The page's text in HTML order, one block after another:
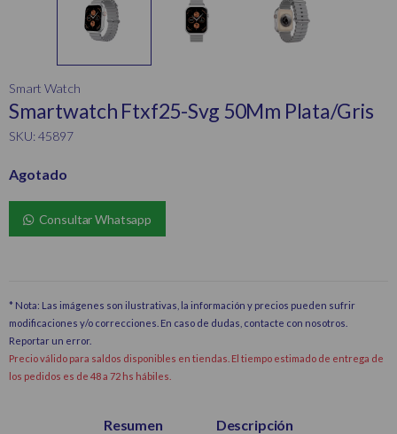
Smart Watch
Smartwatch Ftxf25-Svg 50Mm Plata/Gris
SKU: 45897
Agotado
Consultar Whatsapp
* Nota: Las imágenes son ilustrativas, la información y precios pueden sufrir
modificaciones y/o correcciones. En caso de dudas, contacte con nosotros.
Reportar un error.
Precio válido para saldos disponibles en tiendas. El tiempo estimado de entrega de
los pedidos es de 48 a 72 hs hábiles.
Resumen Descripción